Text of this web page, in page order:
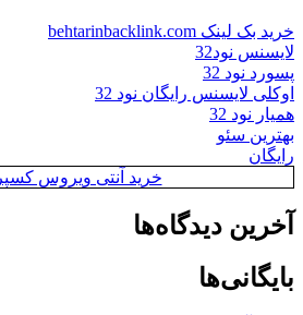
خرید بک لینک behtarinbacklink.com
لایسنس نود32
پسورد نود 32
اوکلی لایسنس رایگان نود 32
همیار نود 32
بهترین سئو
رایگان
خرید آنتی ویروس
آخرین دیدگاه‌ها
بایگانی‌ها